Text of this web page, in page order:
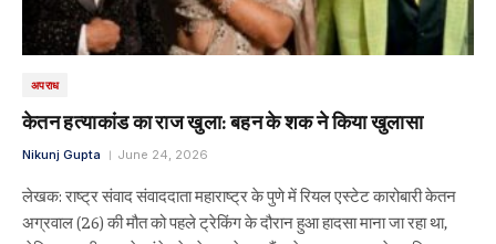
अपराध
केतन हत्याकांड का राज खुला: बहन के शक ने किया खुलासा
Nikunj Gupta June 24, 2026
लेखक: राष्ट्र संवाद संवाददाता महाराष्ट्र के पुणे में रियल एस्टेट कारोबारी केतन
अग्रवाल (26) की मौत को पहले ट्रेकिंग के दौरान हुआ हादसा माना जा रहा था,